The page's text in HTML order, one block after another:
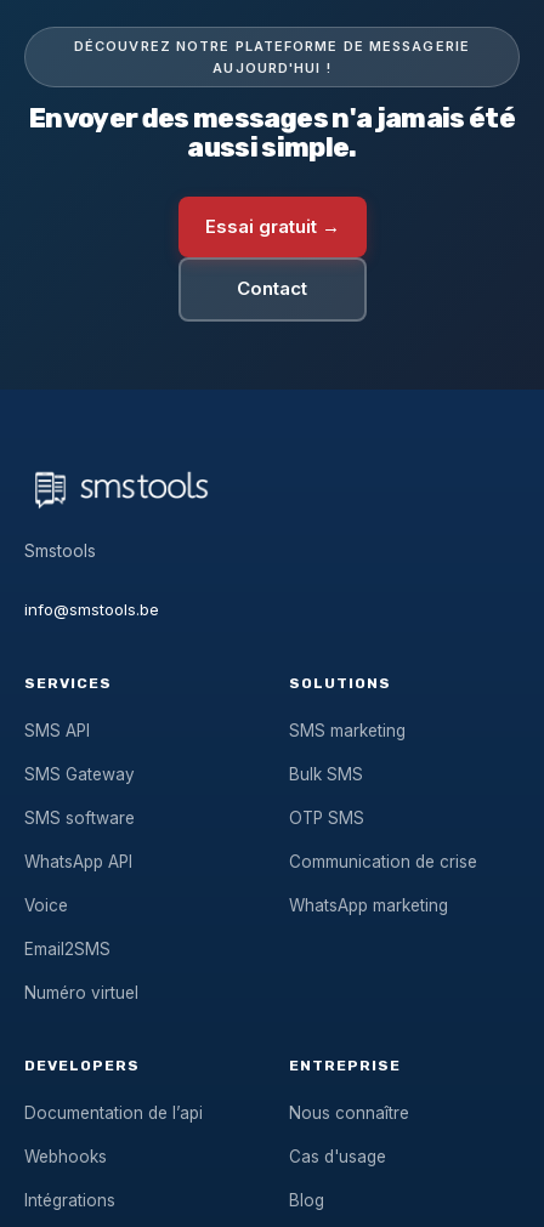
DÉCOUVREZ NOTRE PLATEFORME DE MESSAGERIE
AUJOURD'HUI !
Envoyer des messages n'a jamais été
aussi simple.
Essai gratuit →
Contact
Smstools
info@smstools.be
SERVICES
SMS API
SMS Gateway
SMS software
WhatsApp API
Voice
Email2SMS
Numéro virtuel
SOLUTIONS
SMS marketing
Bulk SMS
OTP SMS
Communication de crise
WhatsApp marketing
DEVELOPERS
Documentation de l’api
Webhooks
Intégrations
ENTREPRISE
Nous connaître
Cas d'usage
Blog